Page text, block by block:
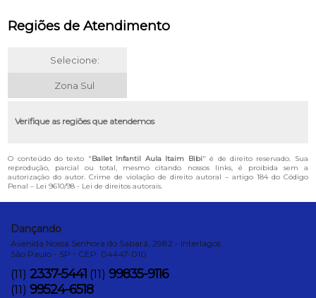
Regiões de Atendimento
Selecione:
Zona Sul
Verifique as regiões que atendemos
O conteúdo do texto "Ballet Infantil Aula Itaim Bibi" é de direito reservado. Sua
reprodução, parcial ou total, mesmo citando nossos links, é proibida sem a
autorização do autor. Crime de violação de direito autoral – artigo 184 do Código
Penal – Lei 9610/98 - Lei de direitos autorais.
Dançando
Avenida Nossa Senhora do Sabará, 2982 - Interlagos
São Paulo - SP - CEP: 04447-010
(11) 2337-5441 (11) 99835-9116
(11) 99524-6518